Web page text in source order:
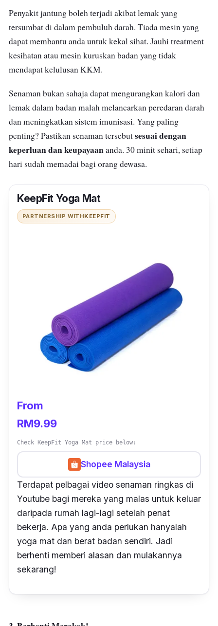
Penyakit jantung boleh terjadi akibat lemak yang
tersumbat di dalam pembuluh darah. Tiada mesin yang
dapat membantu anda untuk kekal sihat. Jauhi treatment
kesihatan atau mesin kuruskan badan yang tidak
mendapat kelulusan KKM.
Senaman bukan sahaja dapat mengurangkan kalori dan
lemak dalam badan malah melancarkan peredaran darah
dan meningkatkan sistem imunisasi. Yang paling
penting? Pastikan senaman tersebutsesuai dengan
keperluan dan keupayaananda. 30 minit sehari, setiap
hari sudah memadai bagi orang dewasa.
KeepFit Yoga Mat
PARTNERSHIP WITHKEEPFIT
From
RM9.99
Check KeepFit Yoga Mat price below:
Shopee Malaysia
Terdapat pelbagai video senaman ringkas di
Youtube bagi mereka yang malas untuk keluar
daripada rumah lagi-lagi setelah penat
bekerja. Apa yang anda perlukan hanyalah
yoga mat dan berat badan sendiri. Jadi
berhenti memberi alasan dan mulakannya
sekarang!